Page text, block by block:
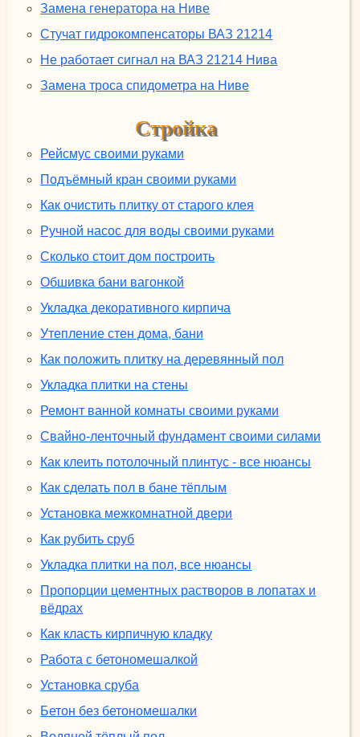
Замена генератора на Ниве
Стучат гидрокомпенсаторы ВАЗ 21214
Не работает сигнал на ВАЗ 21214 Нива
Замена троса спидометра на Ниве
Стройка
Рейсмус своими руками
Подъёмный кран своими руками
Как очистить плитку от старого клея
Ручной насос для воды своими руками
Сколько стоит дом построить
Обшивка бани вагонкой
Укладка декоративного кирпича
Утепление стен дома, бани
Как положить плитку на деревянный пол
Укладка плитки на стены
Ремонт ванной комнаты своими руками
Свайно-ленточный фундамент своими силами
Как клеить потолочный плинтус - все нюансы
Как сделать пол в бане тёплым
Установка межкомнатной двери
Как рубить сруб
Укладка плитки на пол, все нюансы
Пропорции цементных растворов в лопатах и
вёдрах
Как класть кирпичную кладку
Работа с бетономешалкой
Установка сруба
Бетон без бетономешалки